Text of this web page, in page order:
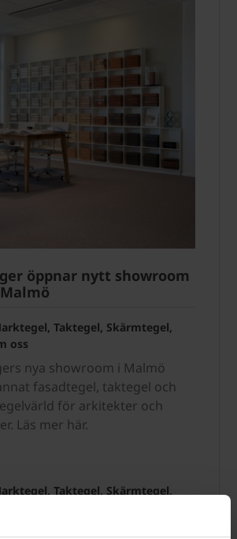
öppnar nytt showroom
Taktegel, Skärmtegel,
oss
nya showroom i Malmö
fasadtegel, taktegel och
för arkitekter och
Läs mer här.
Taktegel, Skärmtegel,